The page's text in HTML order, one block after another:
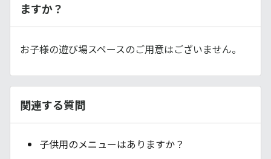
ますか？
お子様の遊び場スペースのご用意はございません。
関連する質問
子供用のメニューはありますか？